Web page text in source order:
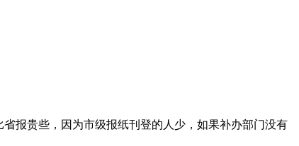
报贵些，因为市级报纸刊登的人少，如果补办部门没有